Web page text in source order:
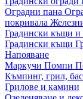
Оградни пана
покривала
Градински къщи и
Градински къщи
Напояване
Маркучи Помпи
Къмпинг, грил,
Грилове и камини